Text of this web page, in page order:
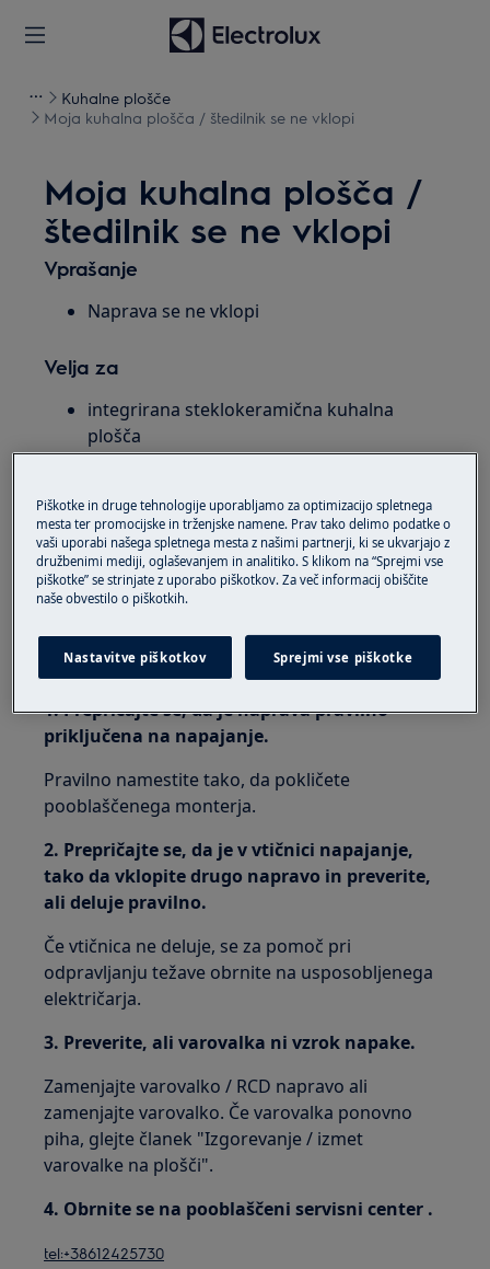
Kuhalne plošče
Moja kuhalna plošča / štedilnik se ne vklopi
Moja kuhalna plošča /
štedilnik se ne vklopi
Vprašanje
Naprava se ne vklopi
Velja za
integrirana steklokeramična kuhalna
plošča
štedilnik s steklokeramično ploščo
štedilnik s indukcijsko ploščo
integrirana plinska kuhalna plošča
plinski štedilnik
1. Prepričajte se, da je naprava pravilno
priključena na napajanje.
Pravilno namestite tako, da pokličete
pooblaščenega monterja.
2. Prepričajte se, da je v vtičnici napajanje,
tako da vklopite drugo napravo in preverite,
ali deluje pravilno.
Če vtičnica ne deluje, se za pomoč pri
odpravljanju težave obrnite na usposobljenega
električarja.
3. Preverite, ali varovalka ni vzrok napake.
Zamenjajte varovalko / RCD napravo ali
zamenjajte varovalko. Če varovalka ponovno
piha, glejte članek "Izgorevanje / izmet
varovalke na plošči".
4. Obrnite se na pooblaščeni servisni center .
tel:+38612425730
Piškotke in druge tehnologije uporabljamo za optimizacijo spletnega
mesta ter promocijske in trženjske namene. Prav tako delimo podatke o
vaši uporabi našega spletnega mesta z našimi partnerji, ki se ukvarjajo z
družbenimi mediji, oglaševanjem in analitiko. S klikom na “Sprejmi vse
piškotke” se strinjate z uporabo piškotkov. Za več informacij obiščite
naše obvestilo o piškotkih.
Nastavitve piškotkov Sprejmi vse piškotke